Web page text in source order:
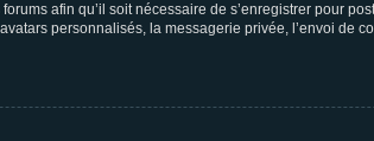
afin qu’il soit nécessaire de s’enregistrer pour
personnalisés, la messagerie privée, l’envoi de